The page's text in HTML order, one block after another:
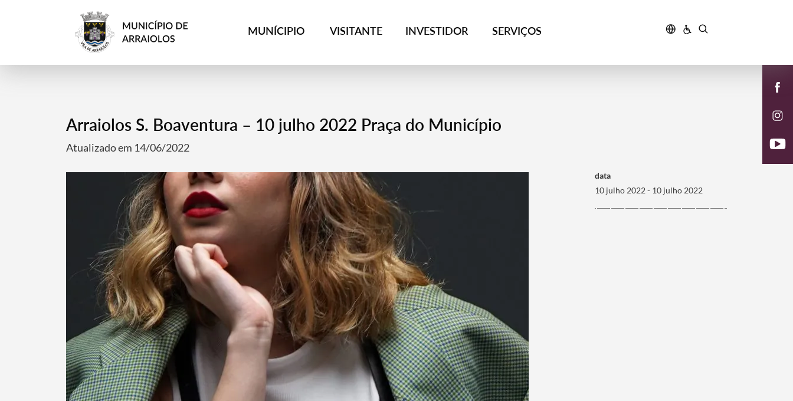
MUNÍCIPIO VISITANTE INVESTIDOR SERVIÇOS
Arraiolos S. Boaventura – 10 julho 2022 Praça do Município
Atualizado em 14/06/2022
data
10 julho 2022 - 10 julho 2022